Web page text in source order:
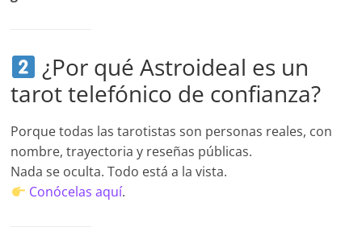
¿Por qué Astroideal es un
tarot telefónico de confianza?
Porque todas las tarotistas son personas reales, con
nombre, trayectoria y reseñas públicas.
Nada se oculta. Todo está a la vista.
Conócelas aquí.